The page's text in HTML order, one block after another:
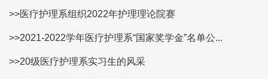
>>医疗护理系组织2022年护理理论院赛
>>2021-2022学年医疗护理系“国家奖学金”名单公...
>>20级医疗护理系实习生的风采